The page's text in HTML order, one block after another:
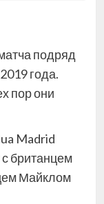
подряд
года.
пор они
Madrid
британцем
Майклом